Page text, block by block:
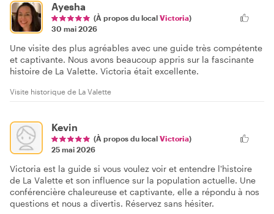
Ayesha
(À propos du local Victoria)
30 mai 2026
Une visite des plus agréables avec une guide très compétente
et captivante. Nous avons beaucoup appris sur la fascinante
histoire de La Valette. Victoria était excellente.
Visite historique de La Valette
Kevin
(À propos du local Victoria)
25 mai 2026
Victoria est la guide si vous voulez voir et entendre l'histoire
de La Valette et son influence sur la population actuelle. Une
conférencière chaleureuse et captivante, elle a répondu à nos
questions et nous a divertis. Réservez sans hésiter.